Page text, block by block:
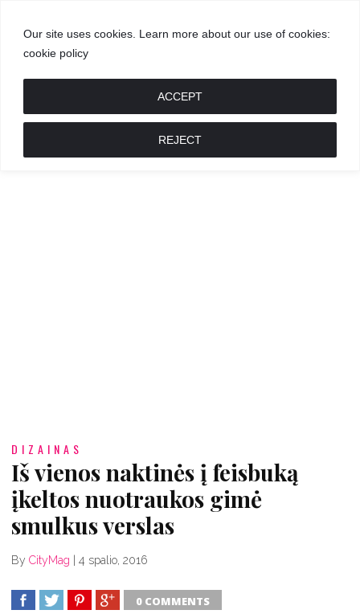
Our site uses cookies. Learn more about our use of cookies:
cookie policy
REJECT
ACCEPT
GROŽIS
MADA
DIZAINAS
Iš vienos naktinės į feisbuką
įkeltos nuotraukos gimė
smulkus verslas
By CityMag 4 spalio, 2016
0 COMMENTS